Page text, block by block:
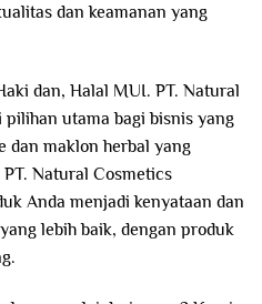
dan keamanan yang
dan, Halal MUI. PT. Natural
utama bagi bisnis yang
dan maklon herbal yang
Natural Cosmetics
Anda menjadi kenyataan dan
lebih baik, dengan produk